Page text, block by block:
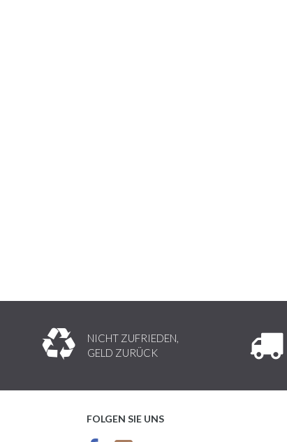
NICHT ZUFRIEDEN,
GELD ZURÜCK
FOLGEN SIE UNS